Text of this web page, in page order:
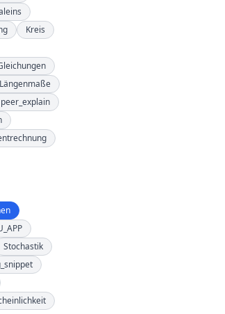
Kreis
Längenmaße
peer_explain
Stochastik